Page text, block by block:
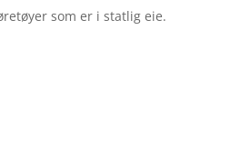
som er i statlig eie.